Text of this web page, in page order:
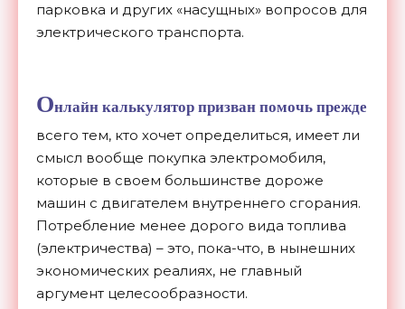
парковка и других «насущных» вопросов для
электрического транспорта.
Онлайн калькулятор призван помочь прежде
всего тем, кто хочет определиться, имеет ли
смысл вообще покупка электромобиля,
которые в своем большинстве дороже
машин с двигателем внутреннего сгорания.
Потребление менее дорого вида топлива
(электричества) – это, пока-что, в нынешних
экономических реалиях, не главный
аргумент целесообразности.